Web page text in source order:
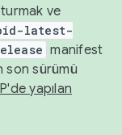
ve
latest-
manifest
son sürümü
yapılan